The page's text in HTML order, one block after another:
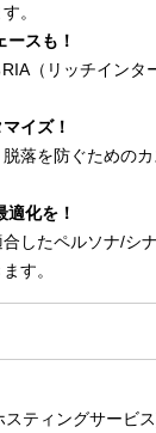
。
スも！
（リッチインタ
イズ！
落を防ぐための
化を！
したペルソナ/シ
す。
ティングサービ